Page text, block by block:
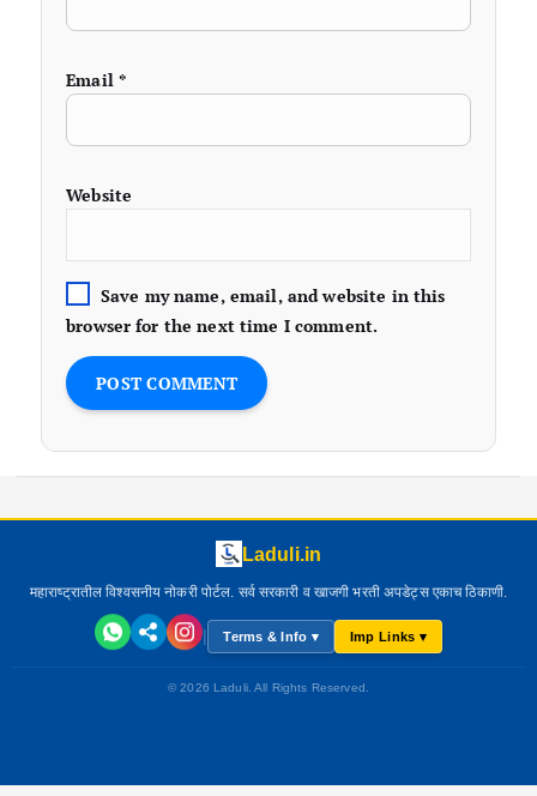
Email *
Website
Save my name, email, and website in this
browser for the next time I comment.
Laduli.in
महाराष्ट्रातील विश्वसनीय नोकरी पोर्टल. सर्व सरकारी व खाजगी भरती अपडेट्स एकाच ठिकाणी.
| Terms & Info ▾ Imp Links ▾
© 2026 Laduli. All Rights Reserved.